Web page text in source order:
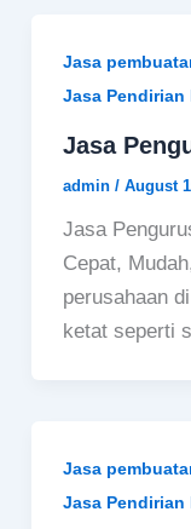
Jasa
Jasa Pendirian
Jasa
admin / August
Jasa
Cepat,
perusahaan
ketat seperti
Jasa
Jasa Pendirian